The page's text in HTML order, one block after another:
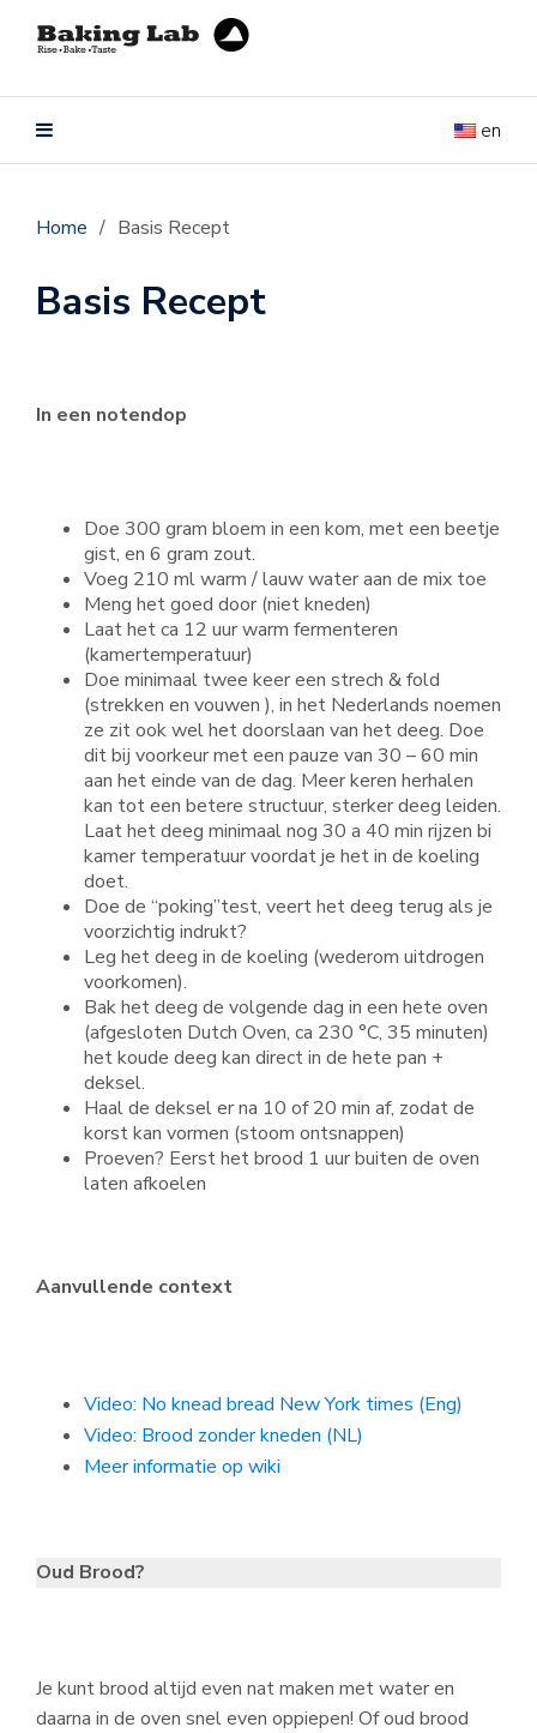
en
Home / Basis Recept
Basis Recept
In een notendop
Doe 300 gram bloem in een kom, met een beetje
gist, en 6 gram zout.
Voeg 210 ml warm / lauw water aan de mix toe
Meng het goed door (niet kneden)
Laat het ca 12 uur warm fermenteren
(kamertemperatuur)
Doe minimaal twee keer een strech & fold
(strekken en vouwen ), in het Nederlands noemen
ze zit ook wel het doorslaan van het deeg. Doe
dit bij voorkeur met een pauze van 30 – 60 min
aan het einde van de dag. Meer keren herhalen
kan tot een betere structuur, sterker deeg leiden.
Laat het deeg minimaal nog 30 a 40 min rijzen bi
kamer temperatuur voordat je het in de koeling
doet.
Doe de “poking”test, veert het deeg terug als je
voorzichtig indrukt?
Leg het deeg in de koeling (wederom uitdrogen
voorkomen).
Bak het deeg de volgende dag in een hete oven
(afgesloten Dutch Oven, ca 230 °C, 35 minuten)
het koude deeg kan direct in de hete pan +
deksel.
Haal de deksel er na 10 of 20 min af, zodat de
korst kan vormen (stoom ontsnappen)
Proeven? Eerst het brood 1 uur buiten de oven
laten afkoelen
Aanvullende context
Video: No knead bread New York times (Eng)
Video: Brood zonder kneden (NL)
Meer informatie op wiki
Oud Brood?
Je kunt brood altijd even nat maken met water en
daarna in de oven snel even oppiepen! Of oud brood